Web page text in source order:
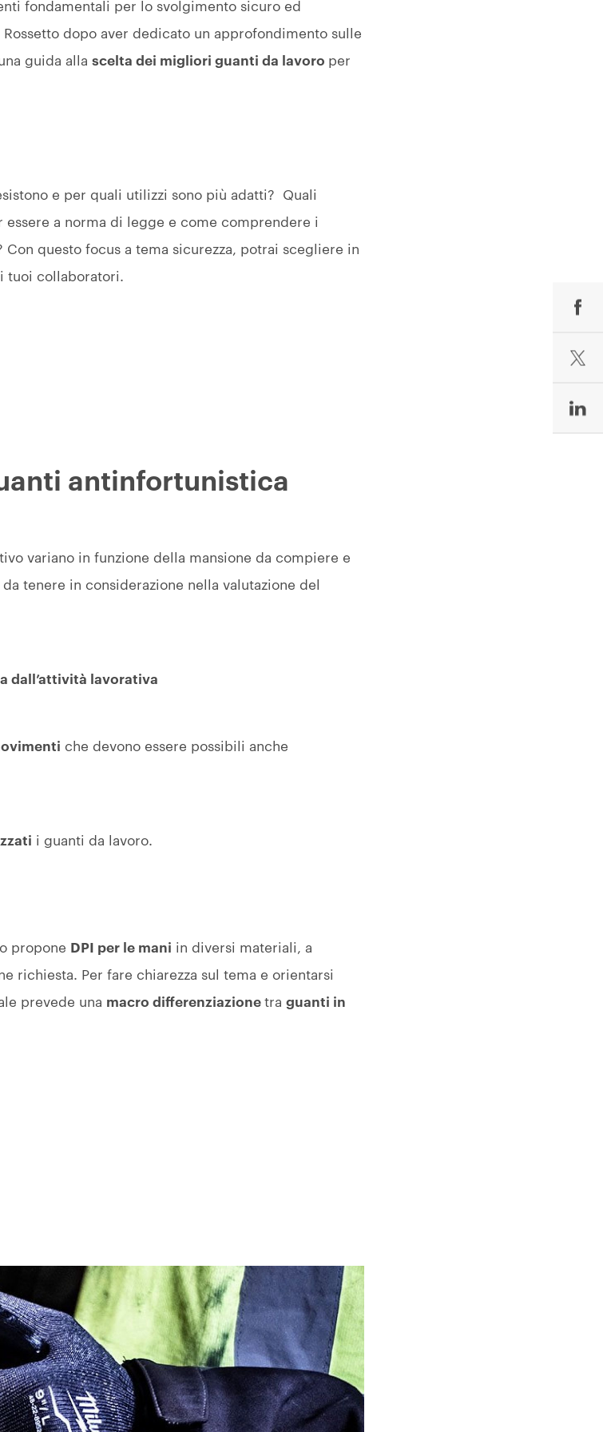
fondamentali per lo svolgimento sicuro ed
dopo aver dedicato un approfondimento sulle
guida allascelta dei migliori guanti da lavoro per
e per quali utilizzi sono più adatti? Quali
a norma di legge e come comprendere i
questo focus a tema sicurezza, potrai scegliere in
tuoi collaboratori.
antinfortunistica
variano in funzione della mansione da compiere e
tenere in considerazione nella valutazione del
dall’attività lavorativa
che devono essere possibili anche
i guanti da lavoro.
propone DPI per le mani in diversi materiali, a
richiesta. Per fare chiarezza sul tema e orientarsi
prevede una macro differenziazionetraguanti in